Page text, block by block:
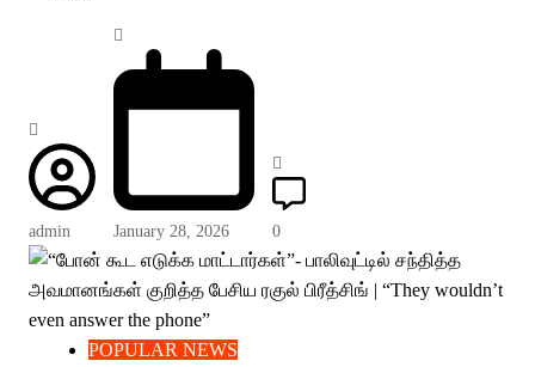
admin January 28, 2026 0
POPULAR NEWS